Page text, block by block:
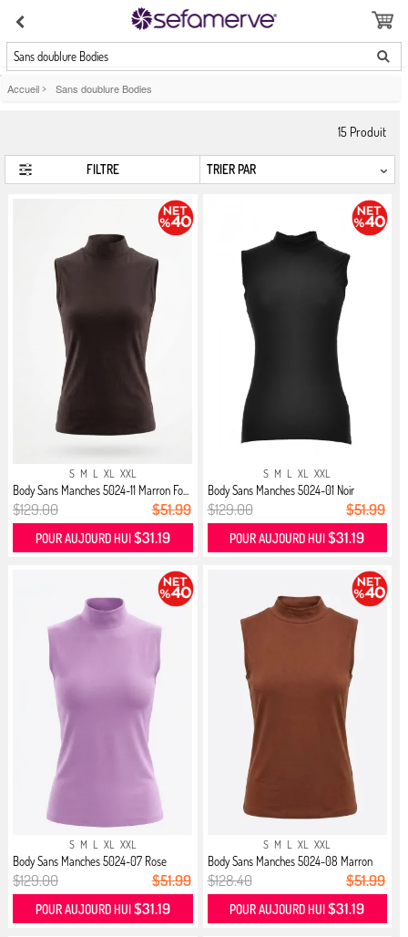
Sans doublure Bodies
Accueil > Sans doublure Bodies
15 Produit
FILTRE
S M L XL XXL
Body Sans Manches 5024-11 Marron Fo...
$129.00 $51.99
POUR AUJOURD HUI $31.19
S M L XL XXL
Body Sans Manches 5024-01 Noir
$129.00 $51.99
POUR AUJOURD HUI$31.19
S M L XL XXL
Body Sans Manches 5024-07 Rose
$129.00 $51.99
POUR AUJOURD HUI$31.19
S M L XL XXL
Body Sans Manches 5024-08 Marron
Clair
$128.40 $51.99
POUR AUJOURD HUI$31.19